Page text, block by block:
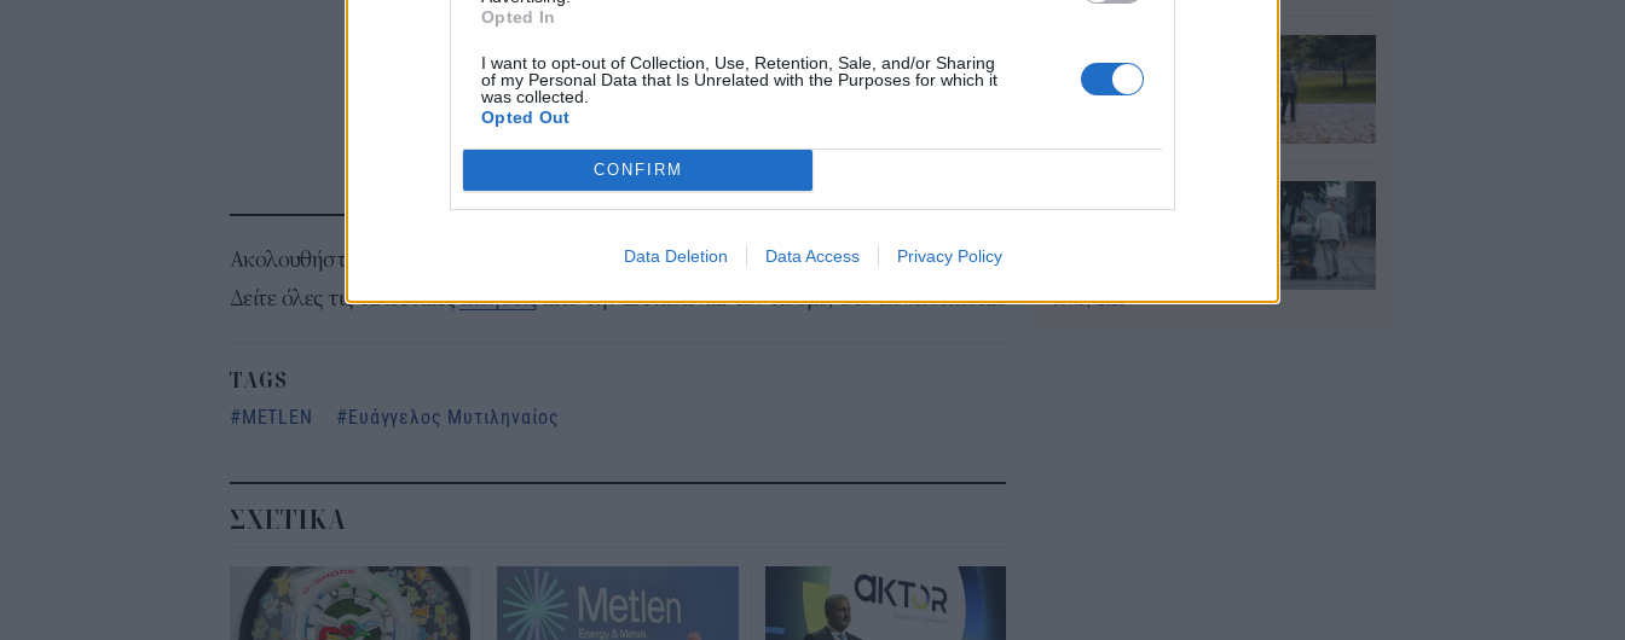
Opted In
I want to opt-out of Collection, Use, Retention, Sale, and/or Sharing
of my Personal Data that Is Unrelated with the Purposes for which it
was collected.
Opted Out
CONFIRM
Data Deletion Data Access Privacy Policy
Ακολουθήστε το Google Newsκαι μάθετε πρώτοι όλες τις ειδήσεις
Δείτε όλες τις τελευταίεςΕιδήσειςαπό την Ελλάδα και τον Κόσμο, στο
TAGS
METLEN
Ευάγγελος Μυτιληναίος
ΣΧΕΤΙΚΑ
αλλάζει και πότε θα
φανούν οι αυξήσεις
04 Αυγ 2026